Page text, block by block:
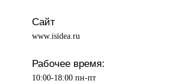
Сайт
www.isidea.ru
Рабочее время:
10:00-18:00 пн-пт